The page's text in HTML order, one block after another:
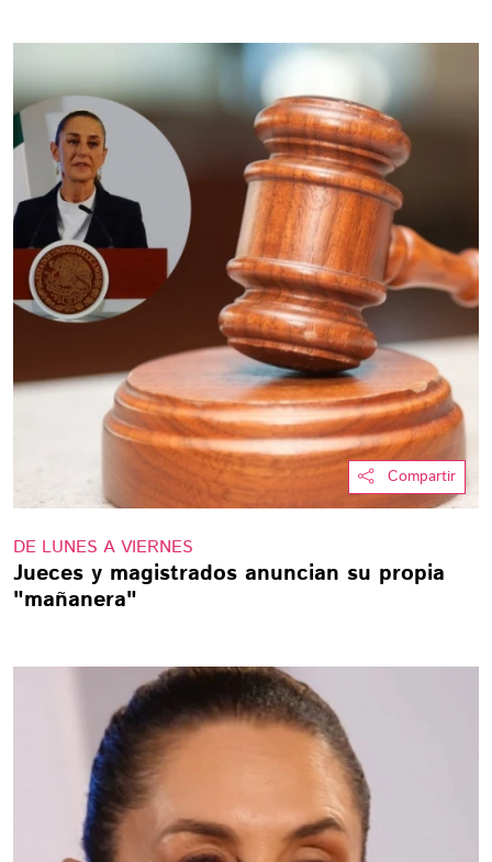
Compartir
DE LUNES A VIERNES
Jueces y magistrados anuncian su propia
"mañanera"